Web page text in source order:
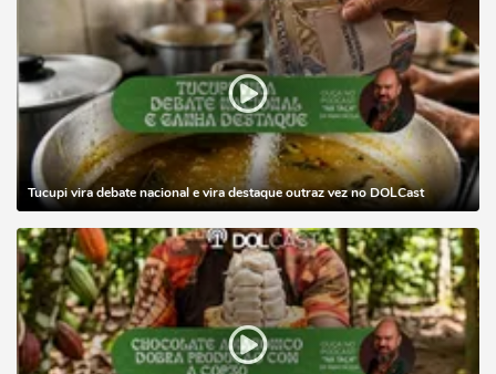
Tucupi vira debate nacional e vira destaque outraz vez no DOLCast